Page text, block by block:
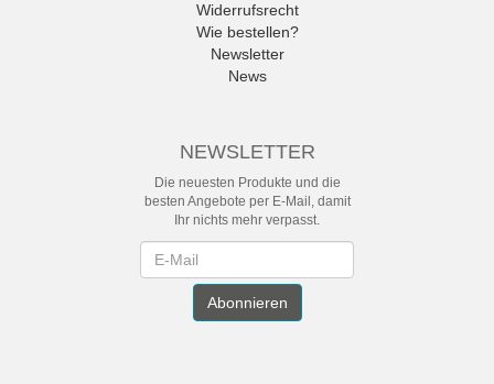
Widerrufsrecht
Wie bestellen?
Newsletter
News
NEWSLETTER
Die neuesten Produkte und die
besten Angebote per E-Mail, damit
Ihr nichts mehr verpasst.
Abonnieren